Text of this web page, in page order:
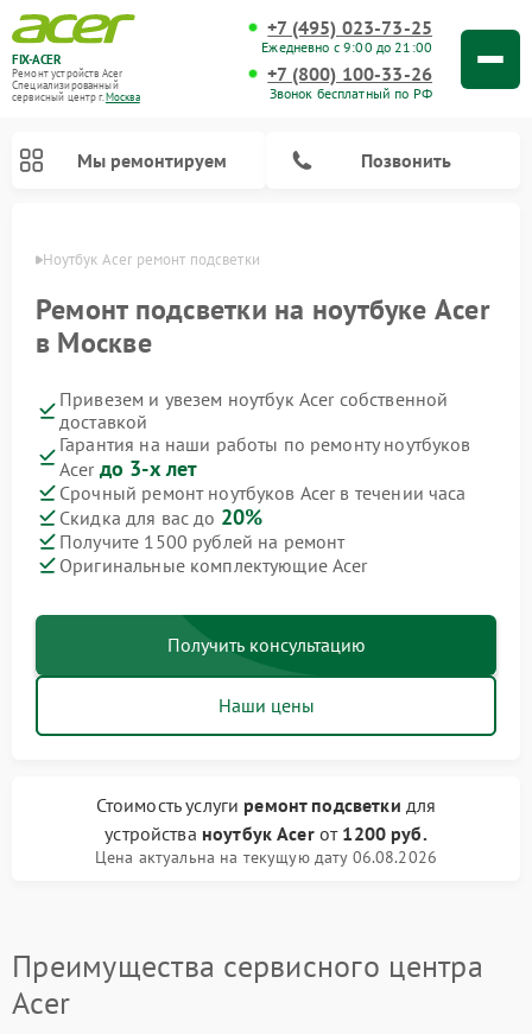
FIX-ACER
Ремонт устройств Acer
Специализированный
cервисный центр г.Москва
+7 (495) 023-73-25
Ежедневно с 9:00 до 21:00
+7 (800) 100-33-26
Звонок бесплатный по РФ
Мы ремонтируем Позвонить
Ноутбук Acer ремонт подсветки
Ремонт подсветки на ноутбуке Acer
в Москве
Привезем и увезем ноутбук Acer собственной
доставкой
Гарантия на наши работы по ремонту ноутбуков
Acer до 3-х лет
Срочный ремонт ноутбуков Acer в течении часа
Скидка для вас до 20%
Получите 1500 рублей на ремонт
Оригинальные комплектующие Acer
Получить консультацию
Наши цены
Стоимость услуги ремонт подсветки для
устройства ноутбук Acerот 1200 руб.
Цена актуальна на текущую дату 06.08.2026
Преимущества сервисного центра
Acer